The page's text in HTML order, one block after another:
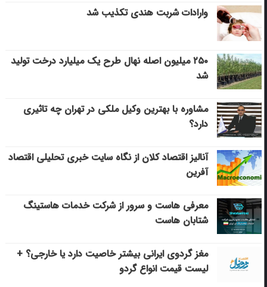
وارادات شربت هندی تکذیب شد
۲۵۰ میلیون اصله نهال طرح یک میلیارد درخت تولید
شد
مشاوره با بهترین وکیل ملکی در تهران چه تاثیری
دارد؟
آنالیز اقتصاد کلان از نگاه سایت خبری تحلیلی اقتصاد
آفرین
معرفی هاست و سرور از شرکت خدمات هاستینگ
شتابان هاست
مغز گردوی ایرانی بیشتر خاصیت دارد یا خارجی؟ +
لیست قیمت انواع گردو